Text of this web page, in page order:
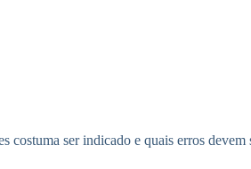
costuma ser indicado e quais erros